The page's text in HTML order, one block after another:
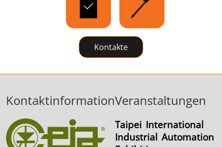
Kontakte
KontaktinformationVeranstaltungen
Taipei International
Industrial Automation